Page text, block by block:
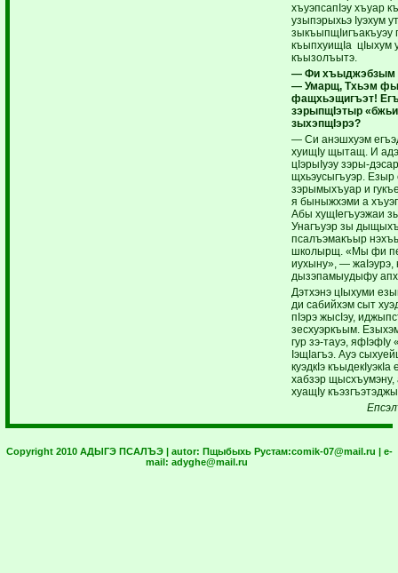
хъуэпсапIэу хъуар
узыпэрыхьэ Iуэхум
зыкъыпщIигъакъуэу
къыпхуищIа цIыхум
къызолъытэ.
— Фи хъыджэбзым
— Умарщ, Тхьэм
фащхьэщигъэт!
зэрыпщIэтыр
зыхэпщIэрэ?
— Си анэшхуэм
хуищIу щытащ. И
цIэрыIуэу зэры-
щхьэусыгъуэр. Езыр
зэрымыхъуар и
я быныжхэми а
Абы хущIегъуэжаи
Унагъуэр зы
псалъэмакъыр
школырщ. «Мы фи
иухыну», —
дызэпамыудыфу
Дэтхэнэ цIыхуми
ди сабийхэм сыт
пIэрэ жысIэу,
зесхуэркъым.
гур зэ-тауэ, яфIэфIу
IэщIагъэ. Ауэ
куэдкIэ къыдекIуэкIа
хабзэр
хуащIу
Copyright 2010 АДЫГЭ ПСАЛЪЭ | autor: Пщыбыхь Рустам:comik-07@mail.ru | e-
mail: adyghe@mail.ru